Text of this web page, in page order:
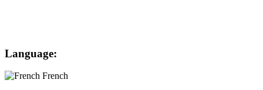
Language:
French